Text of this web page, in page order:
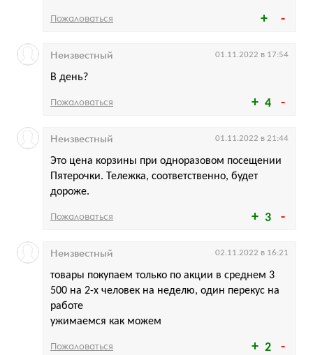
Пожаловаться
4
В день?
Неизвестный 01.11.2022 в 17:54
Пожаловаться
3
Это цена корзины при одноразовом посещении
Пятерочки. Тележка, соответственно, будет
дороже.
Неизвестный 01.11.2022 в 21:44
Пожаловаться
2
товары покупаем только по акции в среднем 3
500 на 2-х человек на неделю, один перекус на
работе
ужимаемся как можем
Неизвестный 02.11.2022 в 16:21
Пожаловаться